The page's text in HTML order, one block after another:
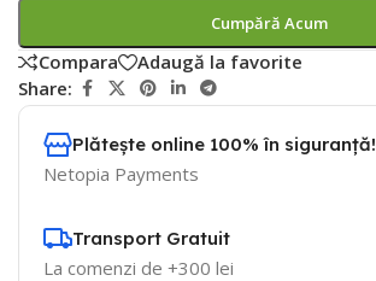
Cumpără Acum
Compara
Adaugă la favorite
Share:
Plătește online 100% în siguranță!
Netopia Payments
Transport Gratuit
La comenzi de +300 lei